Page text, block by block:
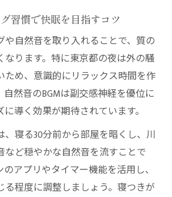
習慣で快眠を目指すコツ
や自然音を取り入れることで、質の
なります。特に東京都の夜は外の騒
ため、意識的にリラックス時間を作
然音のBGMは副交感神経を優位に
導く効果が期待されています。
、寝る30分前から部屋を暗くし、川
など穏やかな自然音を流すことで
アプリやタイマー機能を活用し、
る程度に調整しましょう。寝つきが